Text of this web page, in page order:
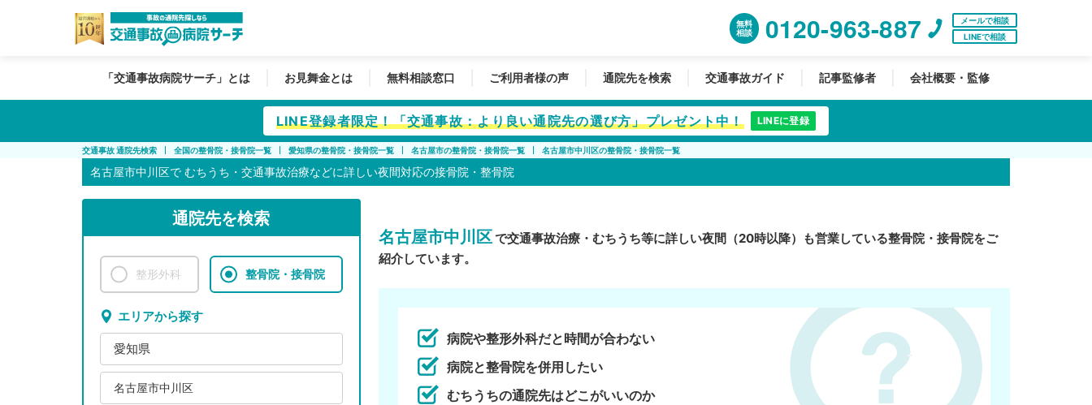
無料
相談
0120-963-887
メールで相談
LINEで相談
「交通事故病院サーチ」とは お見舞金とは 無料相談窓口 ご利用者様の声 通院先を検索 交通事故ガイド 記事監修者 会社概要・監修
LINE登録者限定！「交通事故：より良い通院先の選び方」プレゼント中！ LINEに登録
交通事故 通院先検索 全国の整骨院・接骨院一覧 愛知県の整骨院・接骨院一覧 名古屋市の整骨院・接骨院一覧 名古屋市中川区の整骨院・接骨院一覧
名古屋市中川区で むちうち・交通事故治療などに詳しい夜間対応の接骨院・整骨院
通院先を検索
整形外科 整骨院・接骨院
エリアから探す
愛知県
名古屋市中川区
名古屋市中川区で交通事故治療・むちうち等に詳しい夜間（20時以降）も営業している整骨院・接骨院をご
紹介しています。
病院や整形外科だと時間が合わない
病院と整骨院を併用したい
むちうちの通院先はどこがいいのか